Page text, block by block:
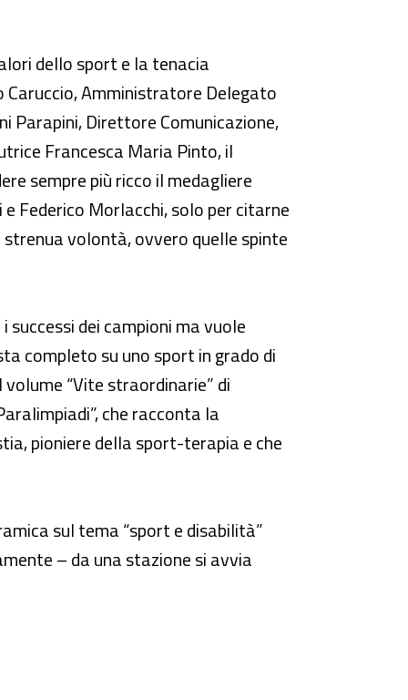
dello sport e la tenacia
Amministratore Delegato
Parapini, Direttore Comunicazione,
Francesca Maria Pinto, il
sempre più ricco il medagliere
Federico Morlacchi, solo per citarne
volontà, ovvero quelle spinte
dei campioni ma vuole
completo su uno sport in grado di
“Vite straordinarie” di
che racconta la
pioniere della sport-terapia e che
sul tema “sport e disabilità”
– da una stazione si avvia